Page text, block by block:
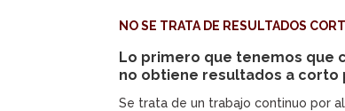
NO SE TRATA DE RESULTADOS
Lo primero que tenemos que
no obtiene resultados a corto
Se trata de un trabajo continuo por